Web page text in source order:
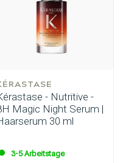
- Nutritive -
Magic Night Serum |
30 ml
3-5 Arbeitstage